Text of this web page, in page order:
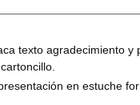
texto agradecimiento y
en estuche